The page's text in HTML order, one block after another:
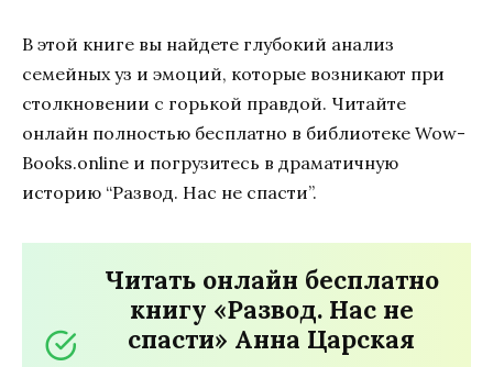
В этой книге вы найдете глубокий анализ
семейных уз и эмоций, которые возникают при
столкновении с горькой правдой. Читайте
онлайн полностью бесплатно в библиотеке Wow-
Books.online и погрузитесь в драматичную
историю “Развод. Нас не спасти”.
Читать онлайн бесплатно
книгу «Развод. Нас не
спасти» Анна Царская